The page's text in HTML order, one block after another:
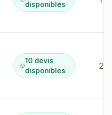
disponibles
10 devis
disponibles
2 r